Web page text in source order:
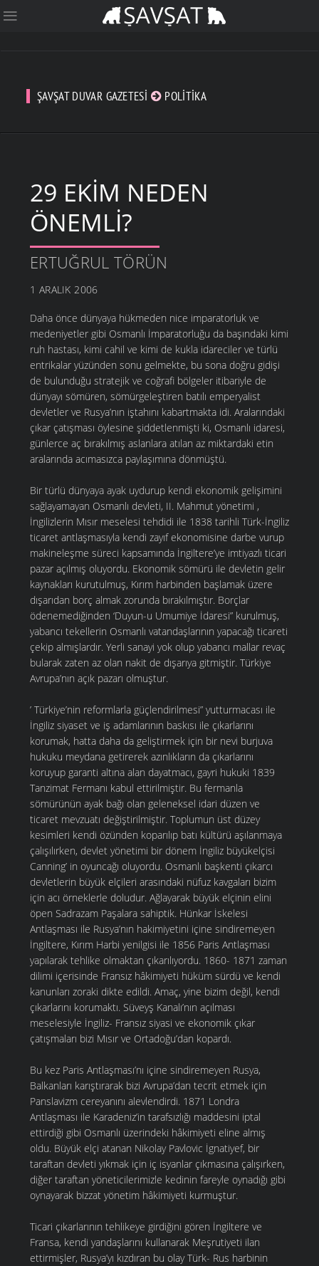
ŞAVŞAT DUVAR GAZETESI POLITIKA
29 EKIM NEDEN
ÖNEMLI?
ERTUĞRUL TÖRÜN
1 ARALIK 2006
Daha önce dünyaya hükmeden nice imparatorluk ve
medeniyetler gibi Osmanlı İmparatorluğu da başındaki kimi
ruh hastası, kimi cahil ve kimi de kukla idareciler ve türlü
entrikalar yüzünden sonu gelmekte, bu sona doğru gidişi
de bulunduğu stratejik ve coğrafi bölgeler itibariyle de
dünyayı sömüren, sömürgeleştiren batılı emperyalist
devletler ve Rusya’nın iştahını kabartmakta idi. Aralarındaki
çıkar çatışması öylesine şiddetlenmişti ki, Osmanlı idaresi,
günlerce aç bırakılmış aslanlara atılan az miktardaki etin
aralarında acımasızca paylaşımına dönmüştü.
Bir türlü dünyaya ayak uydurup kendi ekonomik gelişimini
sağlayamayan Osmanlı devleti, II. Mahmut yönetimi ,
İngilizlerin Mısır meselesi tehdidi ile 1838 tarihli Türk-İngiliz
ticaret antlaşmasıyla kendi zayıf ekonomisine darbe vurup
makineleşme süreci kapsamında İngiltere’ye imtiyazlı ticari
pazar açılmış oluyordu. Ekonomik sömürü ile devletin gelir
kaynakları kurutulmuş, Kırım harbinden başlamak üzere
dışarıdan borç almak zorunda bırakılmıştır. Borçlar
ödenemediğinden ‘Duyun-u Umumiye İdaresi” kurulmuş,
yabancı tekellerin Osmanlı vatandaşlarının yapacağı ticareti
çekip almışlardır. Yerli sanayi yok olup yabancı mallar revaç
bularak zaten az olan nakit de dışarıya gitmiştir. Türkiye
Avrupa’nın açık pazarı olmuştur.
’ Türkiye’nin reformlarla güçlendirilmesi” yutturmacası ile
İngiliz siyaset ve iş adamlarının baskısı ile çıkarlarını
korumak, hatta daha da geliştirmek için bir nevi burjuva
hukuku meydana getirerek azınlıkların da çıkarlarını
koruyup garanti altına alan dayatmacı, gayri hukuki 1839
Tanzimat Fermanı kabul ettirilmiştir. Bu fermanla
sömürünün ayak bağı olan geleneksel idari düzen ve
ticaret mevzuatı değiştirilmiştir. Toplumun üst düzey
kesimleri kendi özünden koparılıp batı kültürü aşılanmaya
çalışılırken, devlet yönetimi bir dönem İngiliz büyükelçisi
Canning’ in oyuncağı oluyordu. Osmanlı başkenti çıkarcı
devletlerin büyük elçileri arasındaki nüfuz kavgaları bizim
için acı örneklerle doludur. Ağlayarak büyük elçinin elini
öpen Sadrazam Paşalara sahiptik. Hünkar İskelesi
Antlaşması ile Rusya’nın hakimiyetini içine sindiremeyen
İngiltere, Kırım Harbi yenilgisi ile 1856 Paris Antlaşması
yapılarak tehlike olmaktan çıkarılıyordu. 1860- 1871 zaman
dilimi içerisinde Fransız hâkimiyeti hüküm sürdü ve kendi
kanunları zoraki dikte edildi. Amaç, yine bizim değil, kendi
çıkarlarını korumaktı. Süveyş Kanalı’nın açılması
meselesiyle İngiliz- Fransız siyasi ve ekonomik çıkar
çatışmaları bizi Mısır ve Ortadoğu’dan kopardı.
Bu kez Paris Antlaşması’nı içine sindiremeyen Rusya,
Balkanları karıştırarak bizi Avrupa’dan tecrit etmek için
Panslavizm cereyanını alevlendirdi. 1871 Londra
Antlaşması ile Karadeniz’in tarafsızlığı maddesini iptal
ettirdiği gibi Osmanlı üzerindeki hâkimiyeti eline almış
oldu. Büyük elçi atanan Nikolay Pavlovic İgnatiyef, bir
taraftan devleti yıkmak için iç isyanlar çıkmasına çalışırken,
diğer taraftan yöneticilerimizle kedinin fareyle oynadığı gibi
oynayarak bizzat yönetim hâkimiyeti kurmuştur.
Ticari çıkarlarının tehlikeye girdiğini gören İngiltere ve
Fransa, kendi yandaşlarını kullanarak Meşrutiyeti ilan
ettirmişler, Rusya’yı kızdıran bu olay Türk- Rus harbinin